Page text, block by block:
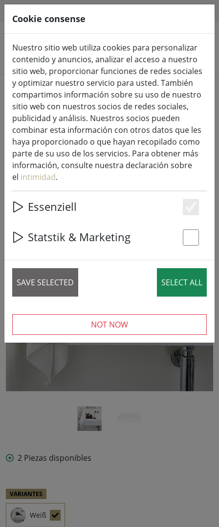
Buscar productos
Home Baño
Zone Denmark Toalla de baño
clásica 140 x 70 cm blanca
‹ ›
15% DISCOUNT
2 Piezas disponibles
VARIANTES
Weiß
Cookie consense
Nuestro sitio web utiliza cookies para personalizar
contenido y anuncios, analizar el acceso a nuestro
sitio web, proporcionar funciones de redes sociales
y optimizar nuestro servicio para usted. También
compartimos información sobre su uso de nuestro
sitio web con nuestros socios de redes sociales,
publicidad y análisis. Nuestros socios pueden
combinar esta información con otros datos que les
haya proporcionado o que hayan recopilado como
parte de su uso de los servicios. Para obtener más
información, consulte nuestra declaración sobre
el intimidad.
Essenziell
Statstik & Marketing
SAVE SELECTED SELECT ALL
NOT NOW